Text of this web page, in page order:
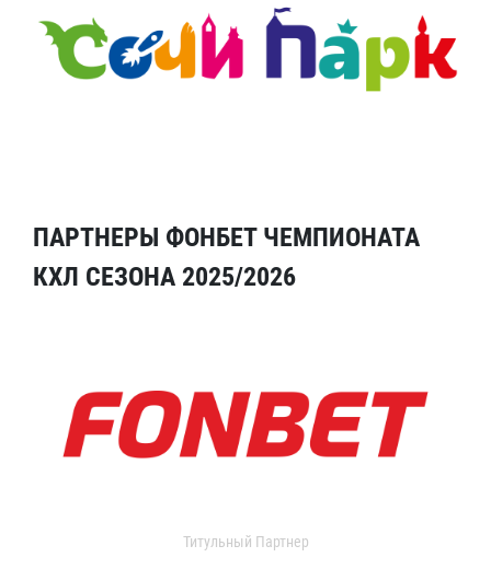
ПАРТНЕРЫ ФОНБЕТ ЧЕМПИОНАТА
КХЛ СЕЗОНА 2025/2026
Титульный Партнер